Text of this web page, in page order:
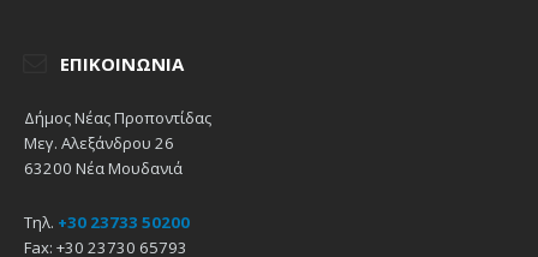
ΕΠΙΚΟΙΝΩΝΊΑ
Δήμος Νέας Προποντίδας
Μεγ. Αλεξάνδρου 26
63200 Νέα Μουδανιά
Τηλ. +30 23733 50200
Fax: +30 23730 65793